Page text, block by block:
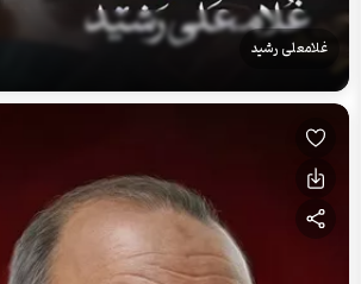
غلامعلی رشید